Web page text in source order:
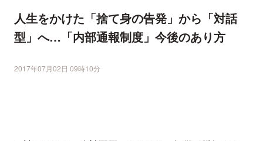
人生をかけた「捨て身の告発」から「対話
型」へ…「内部通報制度」今後のあり方
2017年07月02日 09時10分